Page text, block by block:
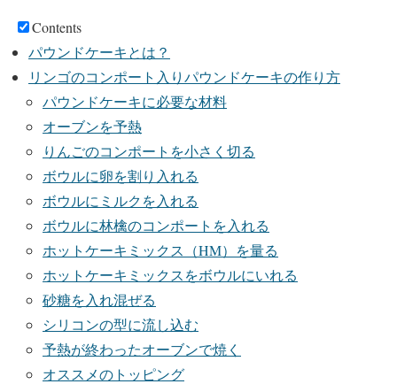
Contents
パウンドケーキとは？
リンゴのコンポート入りパウンドケーキの作り方
パウンドケーキに必要な材料
オーブンを予熱
りんごのコンポートを小さく切る
ボウルに卵を割り入れる
ボウルにミルクを入れる
ボウルに林檎のコンポートを入れる
ホットケーキミックス（HM）を量る
ホットケーキミックスをボウルにいれる
砂糖を入れ混ぜる
シリコンの型に流し込む
予熱が終わったオーブンで焼く
オススメのトッピング